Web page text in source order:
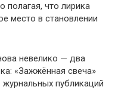
полагая, что лирика
место в становлении
невелико — два
«Зажжённая свеча»
публикаций